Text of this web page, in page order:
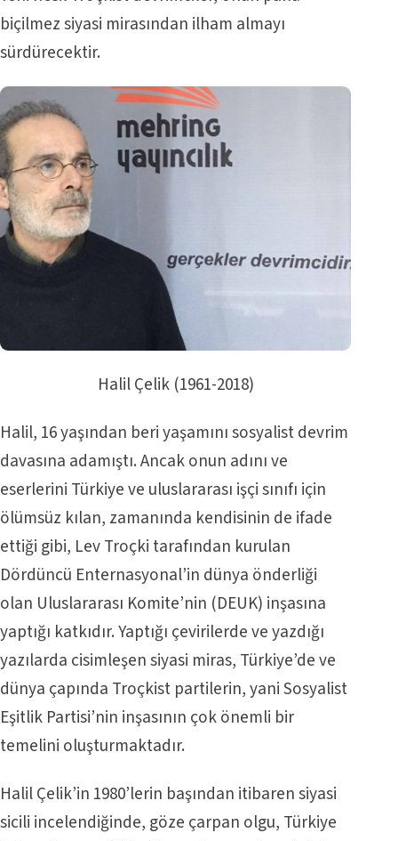
biçilmez siyasi mirasından ilham almayı
sürdürecektir.
Halil Çelik (1961-2018)
Halil, 16 yaşından beri yaşamını sosyalist devrim
davasına adamıştı. Ancak onun adını ve
eserlerini Türkiye ve uluslararası işçi sınıfı için
ölümsüz kılan, zamanında kendisinin de ifade
ettiği gibi, Lev Troçki tarafından kurulan
Dördüncü Enternasyonal’in dünya önderliği
olan Uluslararası Komite’nin (DEUK) inşasına
yaptığı katkıdır. Yaptığı çevirilerde ve yazdığı
yazılarda cisimleşen siyasi miras, Türkiye’de ve
dünya çapında Troçkist partilerin, yani Sosyalist
Eşitlik Partisi’nin inşasının çok önemli bir
temelini oluşturmaktadır.
Halil Çelik’in 1980’lerin başından itibaren siyasi
sicili incelendiğinde, göze çarpan olgu, Türkiye